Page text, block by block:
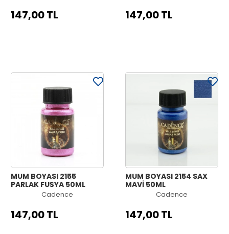
147,00 TL 147,00 TL
MUM BOYASI 2155
PARLAK FUŞYA 50ML
Cadence
147,00 TL
MUM BOYASI 2154 SAX
MAVİ 50ML
Cadence
147,00 TL